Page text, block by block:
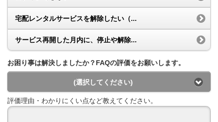
宅配レンタルサービスを解除したい（...
サービス再開した月内に、停止や解除...
お困り事は解決しましたか？FAQの評価をお願いします。
(選択してください)
評価理由・わかりにくい点など教えてください。